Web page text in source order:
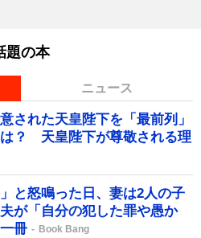
題の本
ニュース
された天皇陛下を「最前列」
？ 天皇陛下が尊敬される理
と怒鳴った日、妻は2人の子
が「自分の犯した罪や愚か
冊
Book Bang